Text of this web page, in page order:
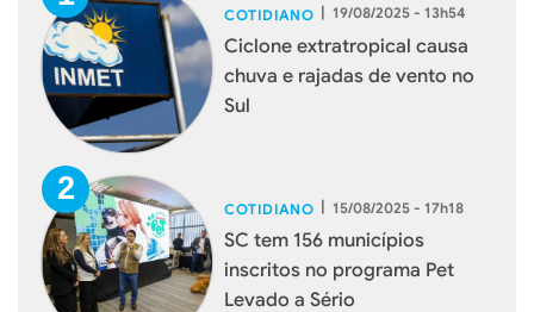
COTIDIANO | 19/08/2025 - 13h54
Ciclone extratropical causa
chuva e rajadas de vento no
Sul
COTIDIANO | 15/08/2025 - 17h18
SC tem 156 municípios
inscritos no programa Pet
Levado a Sério